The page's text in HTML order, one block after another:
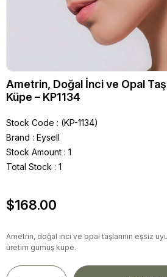
Ametrin, Doğal İnci ve Opal
Küpe – KP1134
Stock Code
(KP-1134)
Brand : Eysell
Stock Amount : 1
Total Stock : 1
$168.00
Ametrin, doğal inci ve opal taşlarının eşsiz
üretim gümüş küpe.